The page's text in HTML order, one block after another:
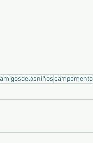
amigosdelosniñoscampamento